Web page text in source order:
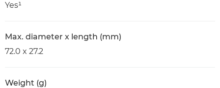
Yes¹
Max. diameter x length (mm)
72.0 x 27.2
Weight (g)